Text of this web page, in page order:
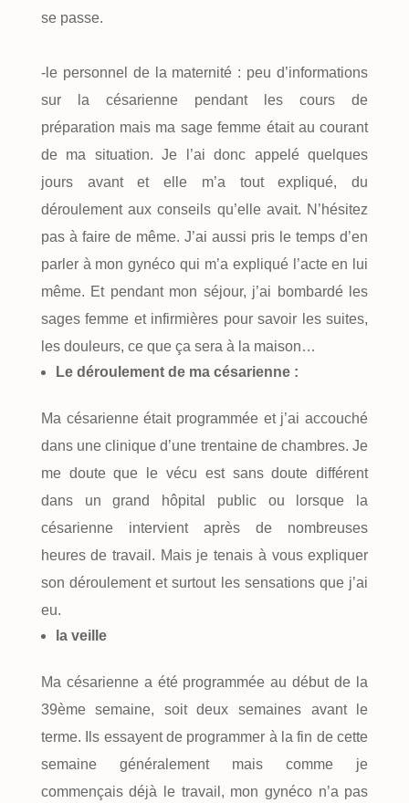
se passe.
-le personnel de la maternité : peu d’informations
sur la césarienne pendant les cours de
préparation mais ma sage femme était au courant
de ma situation. Je l’ai donc appelé quelques
jours avant et elle m’a tout expliqué, du
déroulement aux conseils qu’elle avait. N’hésitez
pas à faire de même. J’ai aussi pris le temps d’en
parler à mon gynéco qui m’a expliqué l’acte en lui
même. Et pendant mon séjour, j’ai bombardé les
sages femme et infirmières pour savoir les suites,
les douleurs, ce que ça sera à la maison…
Le déroulement de ma césarienne :
Ma césarienne était programmée et j’ai accouché
dans une clinique d’une trentaine de chambres. Je
me doute que le vécu est sans doute différent
dans un grand hôpital public ou lorsque la
césarienne intervient après de nombreuses
heures de travail. Mais je tenais à vous expliquer
son déroulement et surtout les sensations que j’ai
eu.
la veille
Ma césarienne a été programmée au début de la
39ème semaine, soit deux semaines avant le
terme. Ils essayent de programmer à la fin de cette
semaine généralement mais comme je
commençais déjà le travail, mon gynéco n’a pas